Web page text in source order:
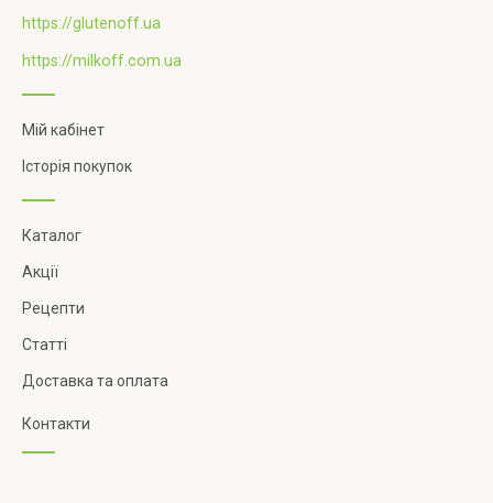
https://glutenoff.ua
https://milkoff.com.ua
Мій кабінет
Історія покупок
Каталог
Акції
Рецепти
Статті
Доставка та оплата
Контакти